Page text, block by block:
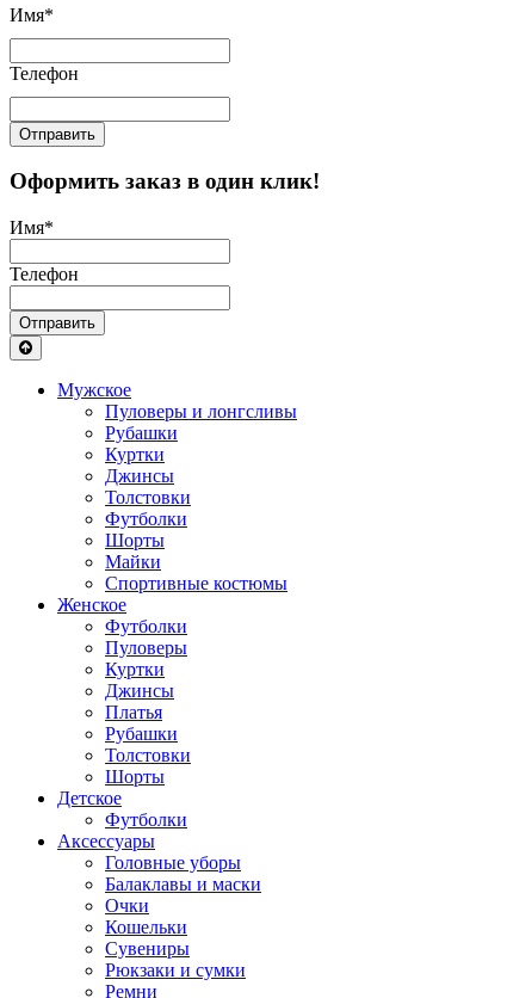
Имя*
Телефон
Отправить
Оформить заказ в один клик!
Имя*
Телефон
Отправить
Мужское
Пуловеры и лонгсливы
Рубашки
Куртки
Джинсы
Толстовки
Футболки
Шорты
Майки
Спортивные костюмы
Женское
Футболки
Пуловеры
Куртки
Джинсы
Платья
Рубашки
Толстовки
Шорты
Детское
Футболки
Аксессуары
Головные уборы
Балаклавы и маски
Очки
Кошельки
Сувениры
Рюкзаки и сумки
Ремни